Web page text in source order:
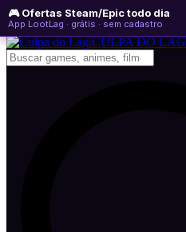
🎮 Ofertas Steam/Epic todo dia
App LootLag · grátis · sem cadastro
sexta-feira, 07 de agosto de 2026
Newsletter
CULPA DO LAG